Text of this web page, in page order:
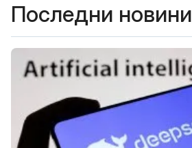
Последни новини